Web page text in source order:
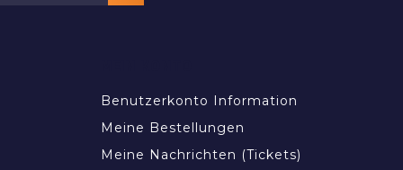
Benutzerkonto Information
Meine Bestellungen
Meine Nachrichten (Tickets)